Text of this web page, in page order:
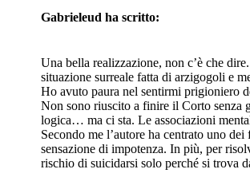
Gabrieleud ha scritto:
Una bella realizzazione, non c’è che
situazione surreale fatta di arzigogoli e
Ho avuto paura nel sentirmi prigioniero
Non sono riuscito a finire il Corto senza
logica… ma ci sta. Le associazioni
Secondo me l’autore ha centrato uno
sensazione di impotenza. In più, per
rischio di suicidarsi solo perché si trova